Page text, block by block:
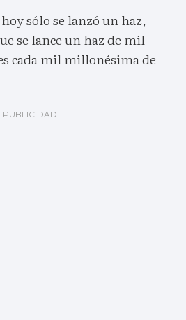
sólo se lanzó un haz,
se lance un haz de mil
cada mil millonésima de